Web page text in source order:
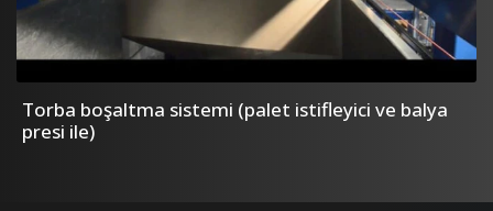
Torba boşaltma sistemi (palet istifleyici ve balya
presi ile)